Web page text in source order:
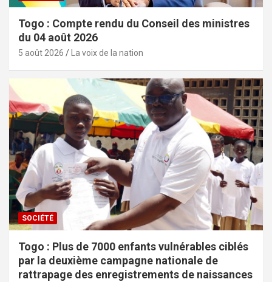
Togo : Compte rendu du Conseil des ministres
du 04 août 2026
5 août 2026 La voix de la nation
SOCIÉTÉ
Togo : Plus de 7000 enfants vulnérables ciblés
par la deuxième campagne nationale de
rattrapage des enregistrements de naissances